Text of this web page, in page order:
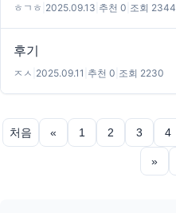
ㅎㄱㅎ 2025.09.13 추천 0 조회 2344
후기
ㅈㅅ 2025.09.11 추천 0 조회 2230
처음 « 1 2 3 4
»